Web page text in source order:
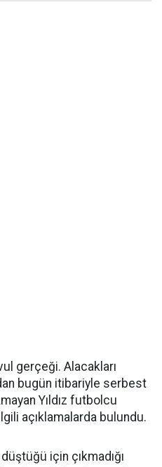
gerçeği. Alacakları
bugün itibariyle serbest
Yıldız futbolcu
açıklamalarda bulundu.
için çıkmadığı